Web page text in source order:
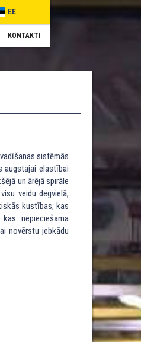
EE
KONTAKTI
sistēmās
augstajai elastībai
un ārējā spirāle
veidu degvielā,
kustības, kas
nepieciešama
novērstu jebkādu